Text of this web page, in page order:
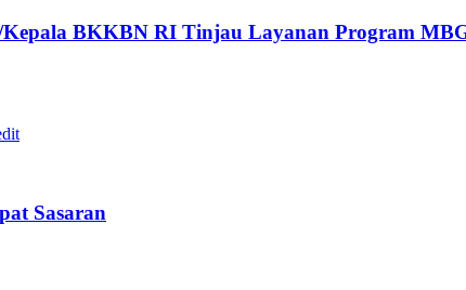
BKKBN RI Tinjau Layanan Program
Sasaran